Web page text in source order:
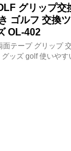
グリップ交
ゴルフ 交換
OL-402
テープ グリップ
ッズ golf 使いや